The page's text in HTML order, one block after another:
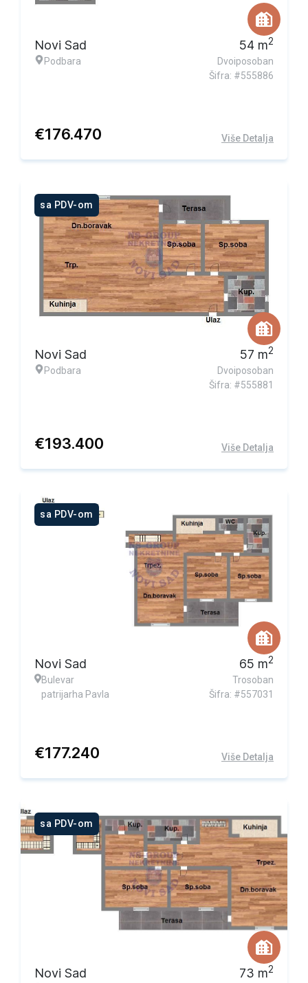
Novi Sad
Podbara
54 m2
Dvoiposoban
Šifra: #555886
€176.470 Više Detalja
sa PDV-om
Novi Sad
Podbara
57 m2
Dvoiposoban
Šifra: #555881
€193.400 Više Detalja
sa PDV-om
Novi Sad
Bulevar
patrijarha Pavla
65 m2
Trosoban
Šifra: #557031
€177.240 Više Detalja
sa PDV-om
Novi Sad 73 m2